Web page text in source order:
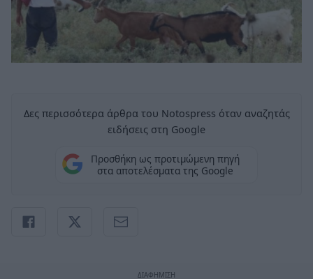
Δες περισσότερα άρθρα του Notospress όταν αναζητάς
ειδήσεις στη Google
Προσθήκη ως προτιμώμενη πηγή
στα αποτελέσματα της Google